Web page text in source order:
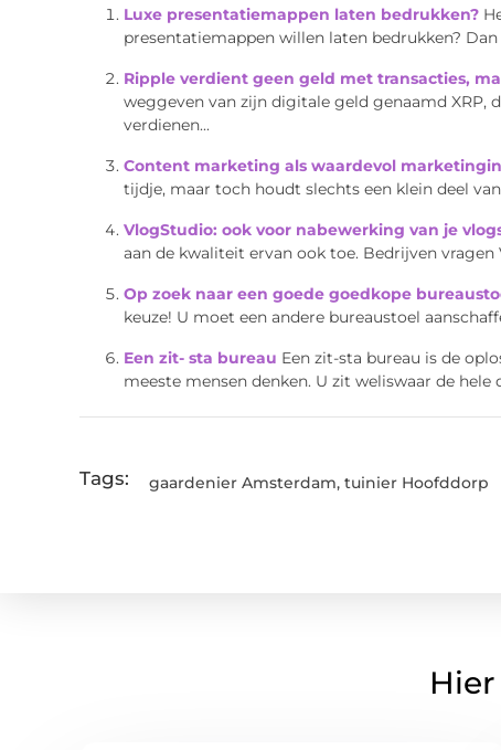
Luxe presentatiemappen laten bedrukken?
presentatiemappen willen laten bedrukken?
Ripple verdient geen geld met transacties,
weggeven van zijn digitale geld genaamd XRP,
verdienen...
Content marketing als waardevol
tijdje, maar toch houdt slechts een klein deel
VlogStudio: ook voor nabewerking van je
aan de kwaliteit ervan ook toe. Bedrijven
Op zoek naar een goede goedkope
keuze! U moet een andere bureaustoel
Een zit- sta bureau Een zit-sta bureau is de
meeste mensen denken. U zit weliswaar de hele
Tags: gaardenier Amsterdam, tuinier Hoofddorp